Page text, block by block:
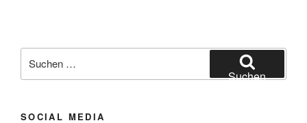
nach:
Suchen
SOCIAL MEDIA